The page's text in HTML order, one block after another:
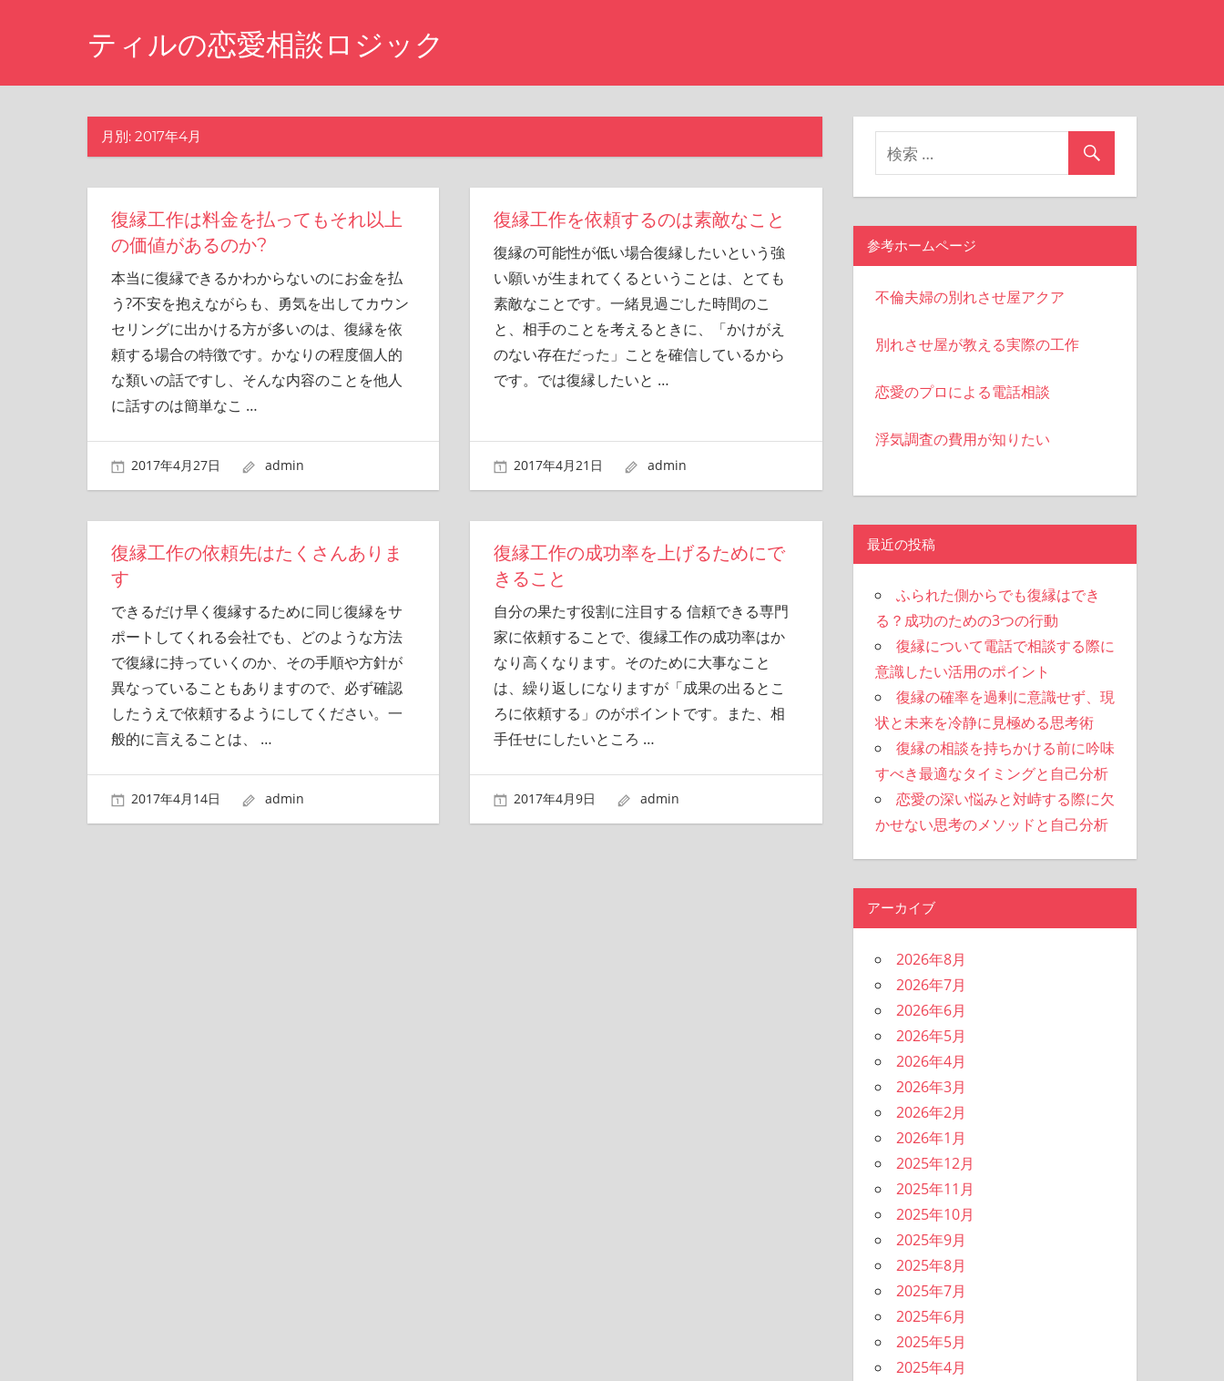
ン
ティルの恋愛相談ロジック
あ
時
月別: 2017年4月
復縁工作は料金を払ってもそれ以上
の価値があるのか?
本当に復縁できるかわからないのにお金を払
う?不安を抱えながらも、勇気を出してカウン
セリングに出かける方が多いのは、復縁を依
頼する場合の特徴です。かなりの程度個人的
な類いの話ですし、そんな内容のことを他人
に話すのは簡単なこ …
2017年4月27日 admin
復縁工作を依頼するのは素敵なこと
復縁の可能性が低い場合復縁したいという強
い願いが生まれてくるということは、とても
素敵なことです。一緒見過ごした時間のこ
と、相手のことを考えるときに、「かけがえ
のない存在だった」ことを確信しているから
です。では復縁したいと …
2017年4月21日 admin
復縁工作の依頼先はたくさんありま
す
できるだけ早く復縁するために同じ復縁をサ
ポートしてくれる会社でも、どのような方法
で復縁に持っていくのか、その手順や方針が
異なっていることもありますので、必ず確認
したうえで依頼するようにしてください。一
般的に言えることは、 …
2017年4月14日 admin
復縁工作の成功率を上げるためにで
きること
自分の果たす役割に注目する 信頼できる専門
家に依頼することで、復縁工作の成功率はか
なり高くなります。そのために大事なこと
は、繰り返しになりますが「成果の出るとこ
ろに依頼する」のがポイントです。また、相
手任せにしたいところ …
2017年4月9日 admin
参考ホームページ
不倫夫婦の別れさせ屋アクア
別れさせ屋が教える実際の工作
恋愛のプロによる電話相談
浮気調査の費用が知りたい
最近の投稿
ふられた側からでも復縁はでき
る？成功のための3つの行動
復縁について電話で相談する際に
意識したい活用のポイント
復縁の確率を過剰に意識せず、現
状と未来を冷静に見極める思考術
復縁の相談を持ちかける前に吟味
すべき最適なタイミングと自己分析
恋愛の深い悩みと対峙する際に欠
かせない思考のメソッドと自己分析
アーカイブ
2026年8月
2026年7月
2026年6月
2026年5月
2026年4月
2026年3月
2026年2月
2026年1月
2025年12月
2025年11月
2025年10月
2025年9月
2025年8月
2025年7月
2025年6月
2025年5月
2025年4月